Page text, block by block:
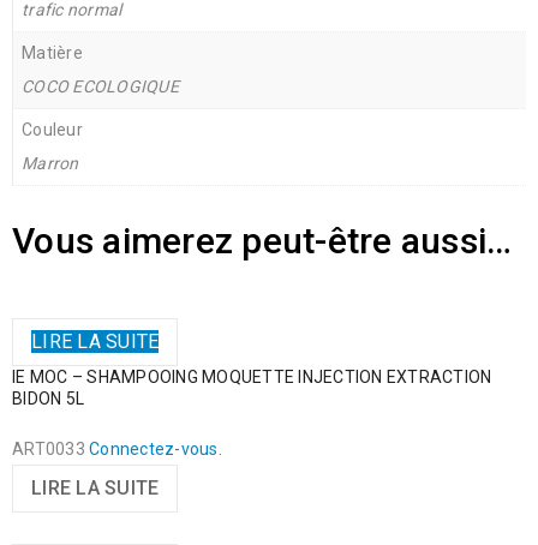
trafic normal
Matière
COCO ECOLOGIQUE
Couleur
Marron
Vous aimerez peut-être aussi…
LIRE LA SUITE
IE MOC – SHAMPOOING MOQUETTE INJECTION EXTRACTION
BIDON 5L
ART0033 Connectez-vous.
LIRE LA SUITE